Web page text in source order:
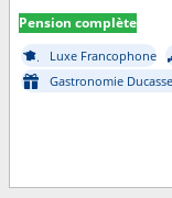
Pension complète
Luxe Francophone
Gastronomie